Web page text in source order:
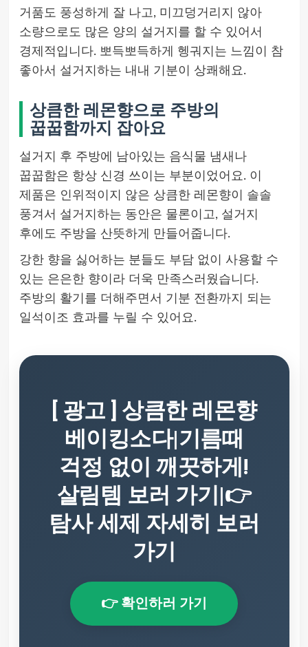
거품도 풍성하게 잘 나고, 미끄덩거리지 않아
소량으로도 많은 양의 설거지를 할 수 있어서
경제적입니다. 뽀득뽀득하게 헹궈지는 느낌이 참
좋아서 설거지하는 내내 기분이 상쾌해요.
상큼한 레몬향으로 주방의
꿉꿉함까지 잡아요
설거지 후 주방에 남아있는 음식물 냄새나
꿉꿉함은 항상 신경 쓰이는 부분이었어요. 이
제품은 인위적이지 않은 상큼한 레몬향이 솔솔
풍겨서 설거지하는 동안은 물론이고, 설거지
후에도 주방을 산뜻하게 만들어줍니다.
강한 향을 싫어하는 분들도 부담 없이 사용할 수
있는 은은한 향이라 더욱 만족스러웠습니다.
주방의 활기를 더해주면서 기분 전환까지 되는
일석이조 효과를 누릴 수 있어요.
[ 광고 ] 상큼한 레몬향
베이킹소다|기름때
걱정 없이 깨끗하게!
살림템 보러 가기|👉
탐사 세제 자세히 보러
가기
👉 확인하러 가기